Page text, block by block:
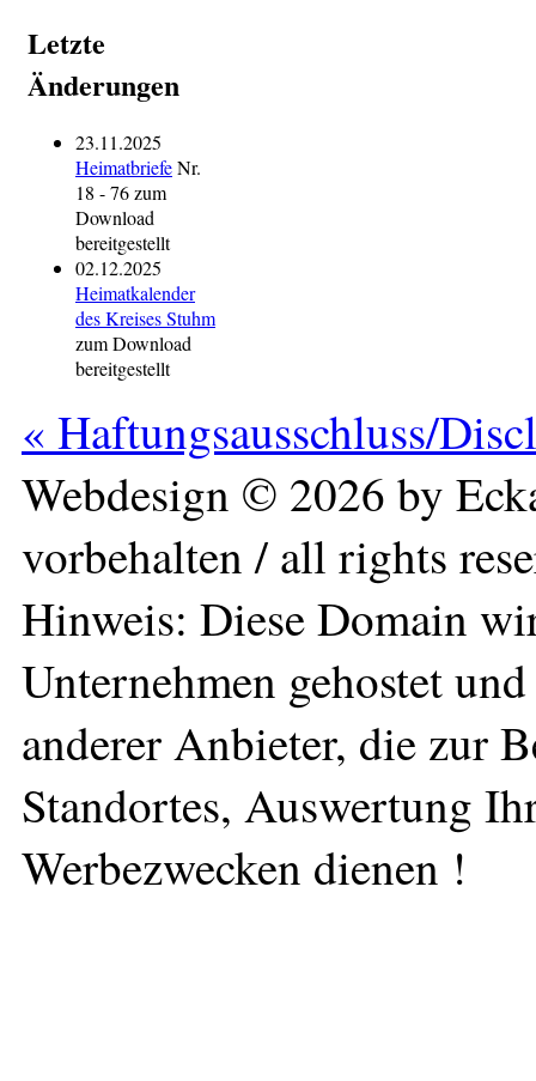
Letzte
Änderungen
23.11.2025
HeimatbriefeNr.
18 - 76 zum
Download
bereitgestellt
02.12.2025
Heimatkalender
des Kreises Stuhm
zum Download
bereitgestellt
« Haftungsausschluss/
Webdesign © 2026 by
vorbehalten / all rights
Hinweis: Diese Domain
Unternehmen gehostet
anderer Anbieter, die zur
Standortes, Auswertung
Werbezwecken dienen !